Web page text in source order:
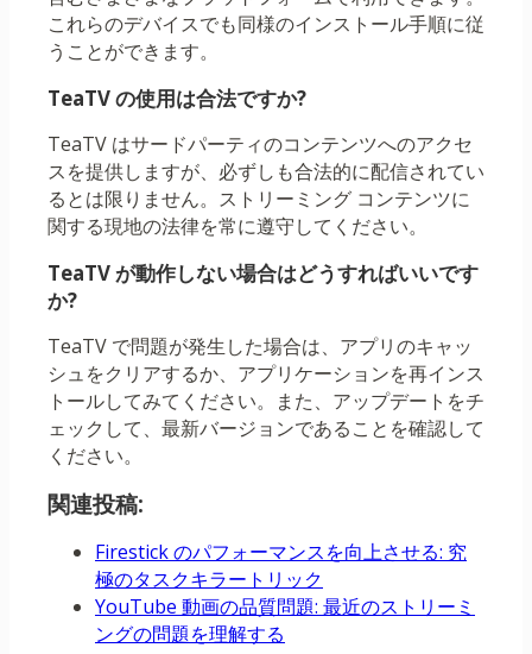
これらのデバイスでも同様のインストール手順に従
うことができます。
TeaTV の使用は合法ですか?
TeaTV はサードパーティのコンテンツへのアクセ
スを提供しますが、必ずしも合法的に配信されてい
るとは限りません。ストリーミング コンテンツに
関する現地の法律を常に遵守してください。
TeaTV が動作しない場合はどうすればいいです
か?
TeaTV で問題が発生した場合は、アプリのキャッ
シュをクリアするか、アプリケーションを再インス
トールしてみてください。また、アップデートをチ
ェックして、最新バージョンであることを確認して
ください。
関連投稿:
Firestick のパフォーマンスを向上させる: 究
極のタスクキラートリック
YouTube 動画の品質問題: 最近のストリーミ
ングの問題を理解する